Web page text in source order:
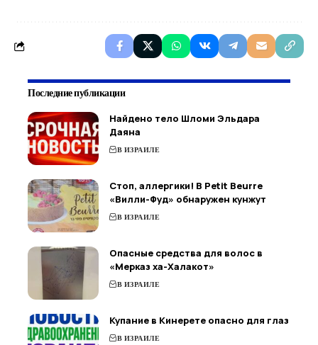
Последние публикации
Найдено тело Шломи Эльдара
Даяна
В ИЗРАИЛЕ
Стоп, аллергики! В Petit Beurre
«Вилли-Фуд» обнаружен кунжут
В ИЗРАИЛЕ
Опасные средства для волос в
«Мерказ ха-Халакот»
В ИЗРАИЛЕ
Купание в Кинерете опасно для глаз
В ИЗРАИЛЕ